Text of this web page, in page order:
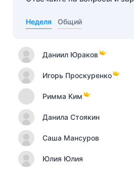
Неделя Общий
Даниил Юраков
Игорь Проскуренко
Римма Ким
Данила Стоякин
Саша Мансуров
Юлия Юлия